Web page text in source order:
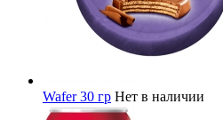
Wafer 30 гр Нет в наличии